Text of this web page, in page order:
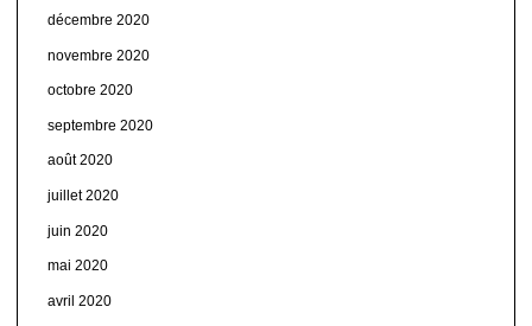
décembre 2020
novembre 2020
octobre 2020
septembre 2020
août 2020
juillet 2020
juin 2020
mai 2020
avril 2020